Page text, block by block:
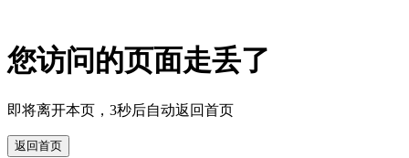
您访问的页面走丢了
即将离开本页，3秒后自动返回首页
返回首页